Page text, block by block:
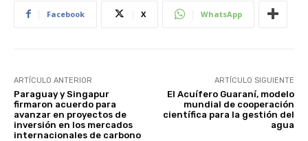
Facebook X WhatsApp
ARTÍCULO ANTERIOR
Paraguay y Singapur
firmaron acuerdo para
avanzar en proyectos de
inversión en los mercados
internacionales de carbono
ARTÍCULO SIGUIENTE
El Acuífero Guaraní, modelo
mundial de cooperación
científica para la gestión del
agua